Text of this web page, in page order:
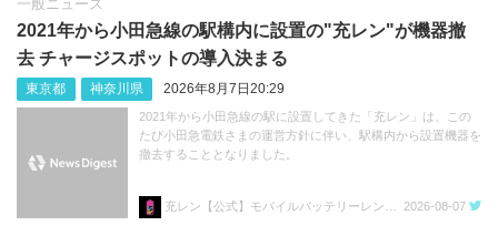
一般ニュース
2021年から小田急線の駅構内に設置の"充レン"が機器撤
去 チャージスポットの導入決まる
東京都 神奈川県 2026年8月7日20:29
2021年から小田急線の駅に設置してきた「充レン」は、この
たび小田急電鉄さまの運営方針に伴い、駅構内から設置機器を
撤去することとなりました。
2026-08-07